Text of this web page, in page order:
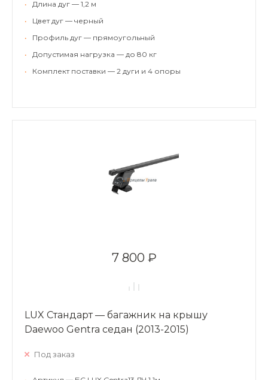
•
Длина дуг — 1,2 м
•
Цвет дуг — черный
•
Профиль дуг — прямоугольный
•
Допустимая нагрузка — до 80 кг
•
Комплект поставки — 2 дуги и 4 опоры
7 800 ₽
LUX Стандарт — багажник на крышу
Daewoo Gentra седан (2013-2015)
Под заказ